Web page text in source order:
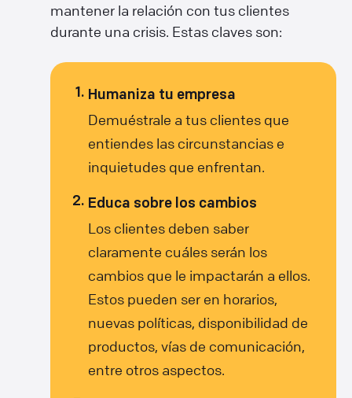
mantener la relación con tus clientes
durante una crisis. Estas claves son:
Humaniza tu empresa
Demuéstrale a tus clientes que
entiendes las circunstancias e
inquietudes que enfrentan.
Educa sobre los cambios
Los clientes deben saber
claramente cuáles serán los
cambios que le impactarán a ellos.
Estos pueden ser en horarios,
nuevas políticas, disponibilidad de
productos, vías de comunicación,
entre otros aspectos.